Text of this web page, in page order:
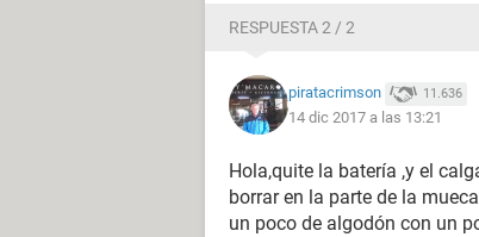
RESPUESTA 2 / 2
piratacrimson 11.636
14 dic 2017 a las 13:21
Hola,quite la batería ,y el
borrar en la parte de la
un poco de algodón con un